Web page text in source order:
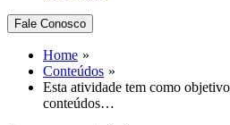
Fale Conosco
Home
Conteúdos
Esta atividade tem como
conteúdos…